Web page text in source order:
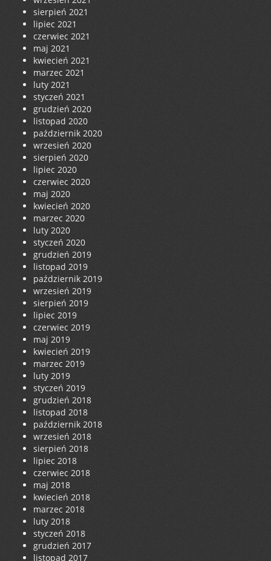
sierpień 2021
lipiec 2021
czerwiec 2021
maj 2021
kwiecień 2021
marzec 2021
luty 2021
styczeń 2021
grudzień 2020
listopad 2020
październik 2020
wrzesień 2020
sierpień 2020
lipiec 2020
czerwiec 2020
maj 2020
kwiecień 2020
marzec 2020
luty 2020
styczeń 2020
grudzień 2019
listopad 2019
październik 2019
wrzesień 2019
sierpień 2019
lipiec 2019
czerwiec 2019
maj 2019
kwiecień 2019
marzec 2019
luty 2019
styczeń 2019
grudzień 2018
listopad 2018
październik 2018
wrzesień 2018
sierpień 2018
lipiec 2018
czerwiec 2018
maj 2018
kwiecień 2018
marzec 2018
luty 2018
styczeń 2018
grudzień 2017
listopad 2017